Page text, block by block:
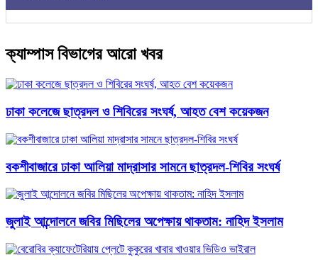
ক্যাম্পাস বিভাগের আরো খবর
ঢাকা কলেজে ছাত্রদল ও শিবিরের সংঘর্ষ, আহত বেশ কয়েকজন
বকশীবাজারে ঢাকা আলিয়া মাদ্রাসার সামনে ছাত্রদল-শিবির সংঘর্ষ
জুলাই আন্দোলনে জবির মিছিলের অপেক্ষায় থাকতাম: নাহিদ ইসলাম